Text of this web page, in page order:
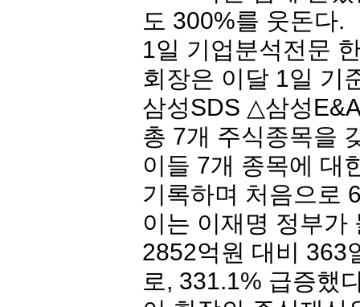
도 300%를 웃돈다.
1일 기업분석전문
회장은 이달 1일 기
삼성SDS △삼성E&A
총 7개 주식종목을
이들 7개 종목에 대
기록하며 처음으로
이는 이재명 정부가
2852억원 대비 363
로, 331.1% 급증했